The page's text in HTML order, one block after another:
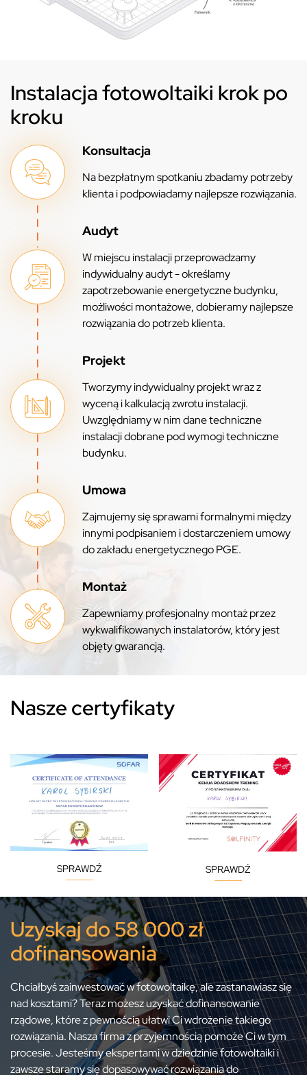
Instalacja fotowoltaiki krok po
kroku
Konsultacja
Na bezpłatnym spotkaniu zbadamy potrzeby
klienta i podpowiadamy najlepsze rozwiązania.
Audyt
W miejscu instalacji przeprowadzamy
indywidualny audyt - określamy
zapotrzebowanie energetyczne budynku,
możliwości montażowe, dobieramy najlepsze
rozwiązania do potrzeb klienta.
Projekt
Tworzymy indywidualny projekt wraz z
wyceną i kalkulacją zwrotu instalacji.
Uwzględniamy w nim dane techniczne
instalacji dobrane pod wymogi techniczne
budynku.
Umowa
Zajmujemy się sprawami formalnymi między
innymi podpisaniem i dostarczeniem umowy
do zakładu energetycznego PGE.
Montaż
Zapewniamy profesjonalny montaż przez
wykwalifikowanych instalatorów, który jest
objęty gwarancją.
Nasze certyfikaty
SPRAWDŹ SPRAWDŹ
Uzyskaj do 58 000 zł
dofinansowania
Chciałbyś zainwestować w fotowoltaikę, ale zastanawiasz się
nad kosztami? Teraz możesz uzyskać dofinansowanie
rządowe, które z pewnością ułatwi Ci wdrożenie takiego
rozwiązania. Nasza firma z przyjemnością pomoże Ci w tym
procesie. Jesteśmy ekspertami w dziedzinie fotowoltaiki i
zawsze staramy się dopasowywać rozwiązania do